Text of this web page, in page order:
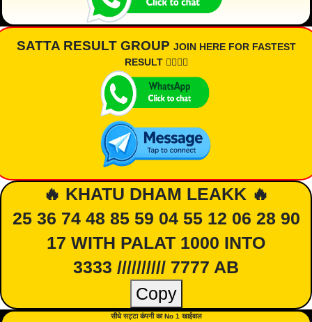
SATTA RESULT GROUP JOIN HERE FOR FASTEST
RESULT 👇🏾👇🏾
🔥 KHATU DHAM LEAKK 🔥
25 36 74 48 85 59 04 55 12 06 28 90
17 WITH PALAT 1000 INTO
3333 ////////// 7777 AB
Copy
सीधे सट्टा कंपनी का No 1 खाईवाल